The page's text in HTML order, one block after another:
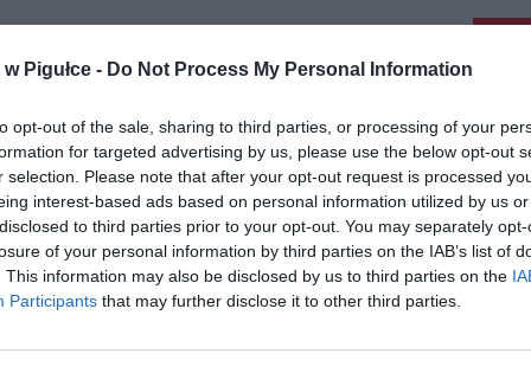
Pigułce - Do Not Process My Personal Information
opt-out of the sale, sharing to third parties, or processing of your
for targeted advertising by us, please use the below opt-out
selection. Please note that after your opt-out request is processed
interest-based ads based on personal information utilized by us
to third parties prior to your opt-out. You may separately
of your personal information by third parties on the IAB’s list of
This information may also be disclosed by us to third parties on the
Participants that may further disclose it to other third parties.